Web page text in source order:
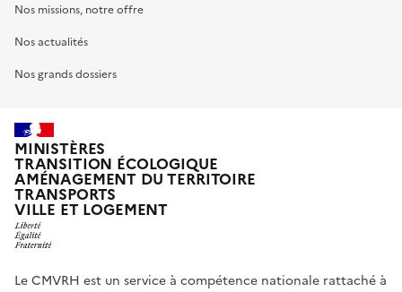
Nos missions, notre offre
Nos actualités
Nos grands dossiers
MINISTÈRES
TRANSITION ÉCOLOGIQUE
AMÉNAGEMENT DU TERRITOIRE
TRANSPORTS
VILLE ET LOGEMENT
Le CMVRH est un service à compétence nationale rattaché à